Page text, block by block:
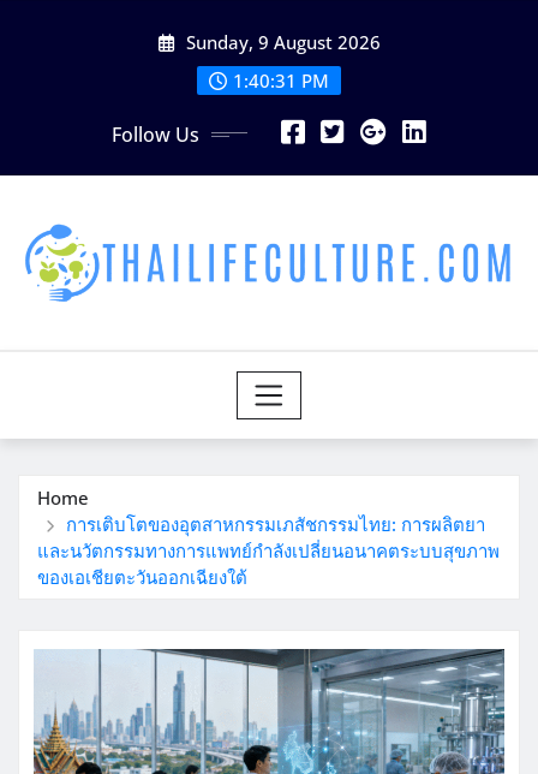
Sunday, 9 August 2026
1:40:33 PM
Follow Us
Home
การเติบโตของอุตสาหกรรมเภสัชกรรมไทย: การผลิตยา
และนวัตกรรมทางการแพทย์กำลังเปลี่ยนอนาคตระบบสุขภาพ
ของเอเชียตะวันออกเฉียงใต้